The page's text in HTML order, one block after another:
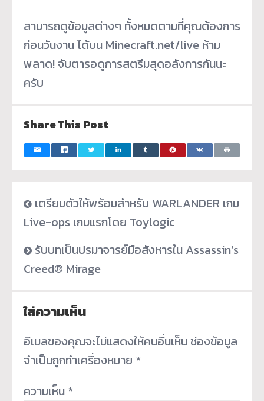
สามารถดูข้อมูลต่างๆ ทั้งหมดตามที่คุณต้องการ
ก่อนวันงาน ได้บน Minecraft.net/live ห้าม
พลาด! จับตารอดูการสตรีมสุดอลังการกันนะ
ครับ
Share This Post
เตรียมตัวให้พร้อมสำหรับ WARLANDER เกม
Live-ops เกมแรกโดย Toylogic
รับบทเป็นปรมาจารย์มือสังหารใน Assassin’s
Creed® Mirage
ใส่ความเห็น
อีเมลของคุณจะไม่แสดงให้คนอื่นเห็น ช่องข้อมูล
จำเป็นถูกทำเครื่องหมาย *
ความเห็น *